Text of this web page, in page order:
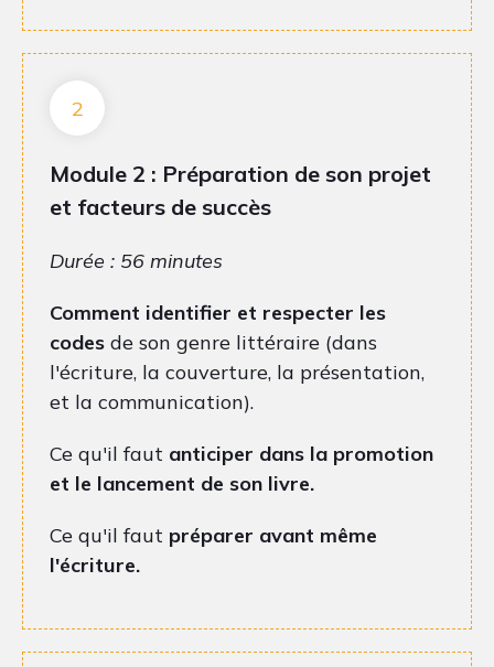
2
Module 2 : Préparation de son projet
et facteurs de succès
Durée : 56 minutes
Comment identifier et respecter les
codes de son genre littéraire (dans
l'écriture, la couverture, la présentation,
et la communication).
Ce qu'il faut anticiper dans la promotion
et le lancement de son livre.
Ce qu'il faut préparer avant même
l'écriture.